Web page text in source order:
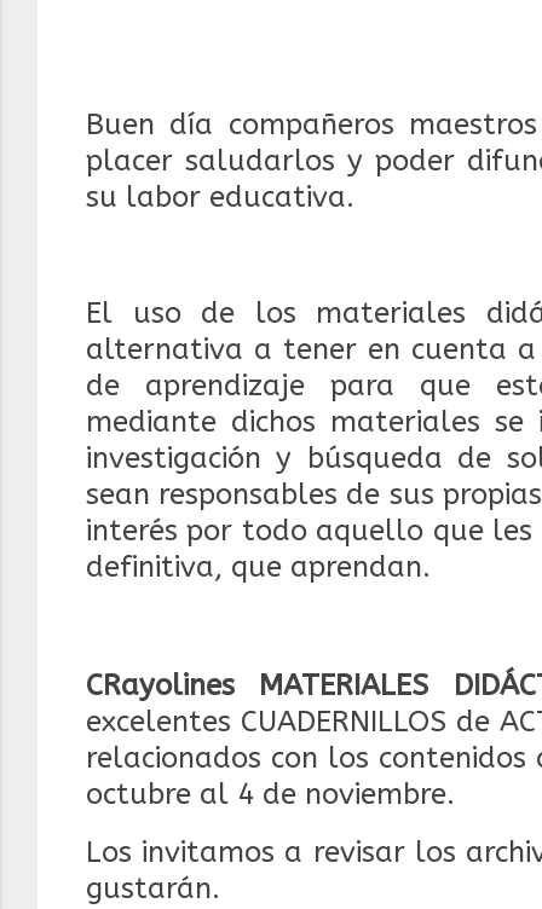
Buen día compañeros
placer saludarlos y poder
su labor educativa.
El uso de los materiales
alternativa a tener en cuenta
de aprendizaje para que
mediante dichos materiales
investigación y búsqueda de
sean responsables de sus
interés por todo aquello que
definitiva, que aprendan.
CRayolines MATERIALES
excelentes CUADERNILLOS de
relacionados con los
octubre al 4 de noviembre.
Los invitamos a revisar los
gustarán.